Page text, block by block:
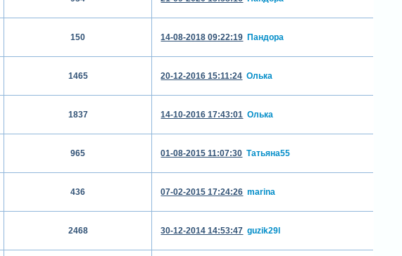
150 14-08-2018 09:22:19 Пандора
1465 20-12-2016 15:11:24 Олька
1837 14-10-2016 17:43:01 Олька
965 01-08-2015 11:07:30 Татьяна55
436 07-02-2015 17:24:26 marina
2468 30-12-2014 14:53:47 guzik29l